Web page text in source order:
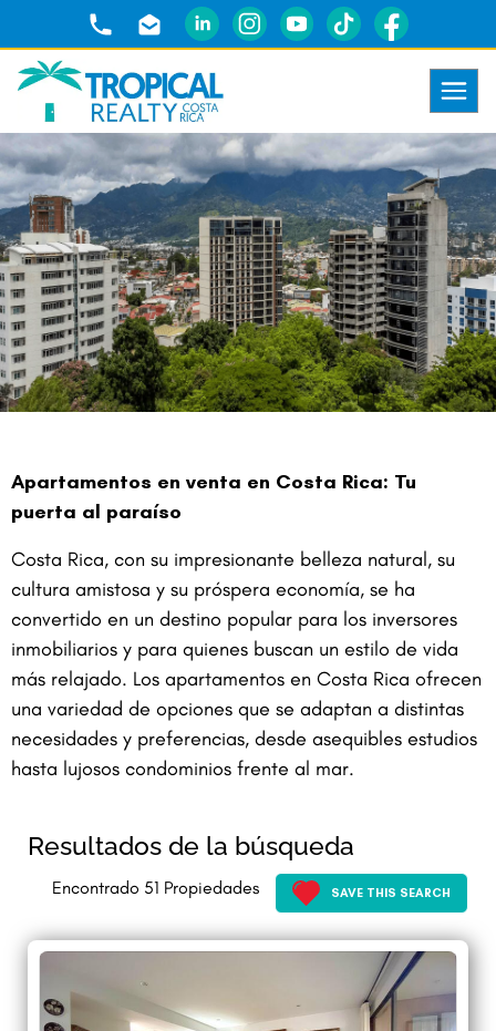
Apartamentos en venta en Costa Rica: Tu
puerta al paraíso
Costa Rica, con su impresionante belleza natural, su
cultura amistosa y su próspera economía, se ha
convertido en un destino popular para los inversores
inmobiliarios y para quienes buscan un estilo de vida
más relajado. Los apartamentos en Costa Rica ofrecen
una variedad de opciones que se adaptan a distintas
necesidades y preferencias, desde asequibles estudios
hasta lujosos condominios frente al mar.
Resultados de la búsqueda
Encontrado 51 Propiedades